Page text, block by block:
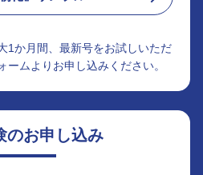
1か月間、最新号をお試しいただ
ームよりお申し込みください。
のお申し込み